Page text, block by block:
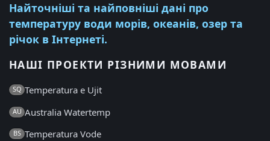
Найточніші та найповніші дані про
температуру води морів, океанів, озер та
річок в Інтернеті.
НАШІ ПРОЕКТИ РІЗНИМИ МОВАМИ
SQ Temperatura e Ujit
AU Australia Watertemp
BS Temperatura Vode